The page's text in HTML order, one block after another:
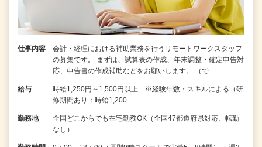
仕事内容
会計・経理における補助業務を行うリモートワークスタッフ
の募集です。 まずは、試算表の作成、年末調整・確定申告対
応、申告書の作成補助などをお願いします。 （で…
給与
時給1,250円～1,500円以上 ※経験年数・スキルによる（研
修期間あり：時給1,200…
勤務地
全国どこからでも在宅勤務OK（全国47都道府県対応、転勤
なし）